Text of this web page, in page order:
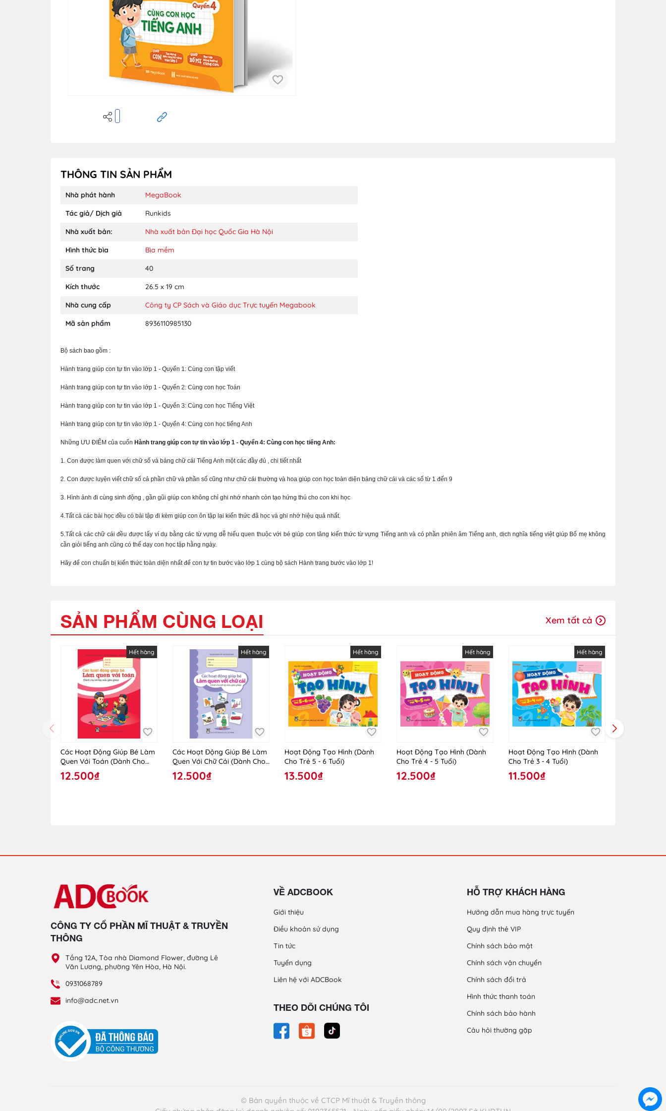
THÔNG TIN SẢN PHẨM
Nhà phát hành MegaBook
Tác giả/ Dịch giả Runkids
Nhà xuất bản: Nhà xuất bản Đại học Quốc Gia Hà Nội
Hình thức bìa Bìa mềm
Số trang 40
Kích thước 26.5 x 19 cm
Nhà cung cấp Công ty CP Sách và Giáo dục Trực tuyến Megabook
Mã sản phẩm 8936110985130
Bộ sách bao gồm :
Hành trang giúp con tự tin vào lớp 1 - Quyển 1: Cùng con tập viết
Hành trang giúp con tự tin vào lớp 1 - Quyển 2: Cùng con học Toán
Hành trang giúp con tự tin vào lớp 1 - Quyển 3: Cùng con học Tiếng Việt
Hành trang giúp con tự tin vào lớp 1 - Quyển 4: Cùng con học tiếng Anh
Những ƯU ĐIỂM của cuốn Hành trang giúp con tự tin vào lớp 1 - Quyển 4: Cùng con học tiếng Anh:
1. Con được làm quen với chữ số và bảng chữ cái Tiếng Anh một các đầy đủ , chi tiết nhất
2. Con được luyện viết chữ số cả phần chữ và phần số cũng như chữ cái thường và hoa giúp con học toàn diện bảng chữ cái và các số từ 1 đến 9
3. Hình ảnh đi cùng sinh động , gần gũi giúp con không chỉ ghi nhớ nhanh còn tạo hứng thú cho con khi học
4.Tất cả các bài học đều có bài tập đi kèm giúp con ôn tập lại kiến thức đã học và ghi nhớ hiệu quả nhất.
5.Tất cả các chữ cái đều được lấy ví dụ bằng các từ vựng dễ hiểu quen thuộc với bé giúp con tăng kiến thức từ vựng Tiếng anh và có phần phiên âm Tiếng anh, dịch nghĩa tiếng việt giúp Bố mẹ không
cần giỏi tiếng anh cũng có thể dạy con học tập hằng ngày.
Hãy để con chuẩn bị kiến thức toàn diện nhất để con tự tin bước vào lớp 1 cùng bộ sách Hành trang bước vào lớp 1!
SẢN PHẨM CÙNG LOẠI Xem tất cả
Hết hàng
Các Hoạt Động Giúp Bé Làm
Quen Với Toán (Dành Cho
Trẻ Lớp Mẫu Giáo Ghép)
12.500₫
Hết hàng
Các Hoạt Động Giúp Bé Làm
Quen Với Chữ Cái (Dành Cho
Trẻ Lớp Mẫu Giáo Ghép)
12.500₫
Hết hàng
Hoạt Động Tạo Hình (Dành
Cho Trẻ 5 - 6 Tuổi)
13.500₫
Hết hàng
Hoạt Động Tạo Hình (Dành
Cho Trẻ 4 - 5 Tuổi)
12.500₫
Hết hàng
Hoạt Động Tạo Hình (Dành
Cho Trẻ 3 - 4 Tuổi)
11.500₫
CÔNG TY CỔ PHẦN MĨ THUẬT & TRUYỀN
THÔNG
Tầng 12A, Tòa nhà Diamond Flower, đường Lê
Văn Lương, phường Yên Hòa, Hà Nội.
0931068789
info@adc.net.vn
VỀ ADCBOOK
Giới thiệu
Điều khoản sử dụng
Tin tức
Tuyển dụng
Liên hệ với ADCBook
THEO DÕI CHÚNG TÔI
HỖ TRỢ KHÁCH HÀNG
Hướng dẫn mua hàng trực tuyến
Quy định thẻ VIP
Chính sách bảo mật
Chính sách vận chuyển
Chính sách đổi trả
Hình thức thanh toán
Chính sách bảo hành
Câu hỏi thường gặp
© Bản quyền thuộc về CTCP Mĩ thuật & Truyền thông